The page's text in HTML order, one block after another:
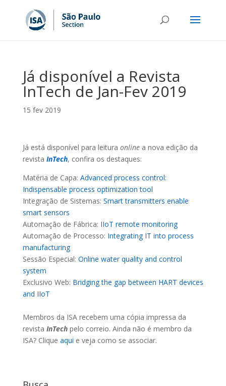
Já disponível a Revista
InTech de Jan-Fev 2019
15 fev 2019
Já está disponível para leitura onlinea nova edição da
revista InTech, confira os destaques:
Matéria de Capa: Advanced process control:
Indispensable process optimization tool
Integração de Sistemas: Smart transmitters enable
smart sensors
Automação de Fábrica: IIoT remote monitoring
Automação de Processo: Integrating IT into process
manufacturing
Sessão Especial: Online water quality and control
system
Exclusivo Web: Bridging the gap between HART devices
and IIoT
Membros da ISA recebem uma cópia impressa da
revista InTechpelo correio. Ainda não é membro da
ISA? Clique aqui e veja como se associar.